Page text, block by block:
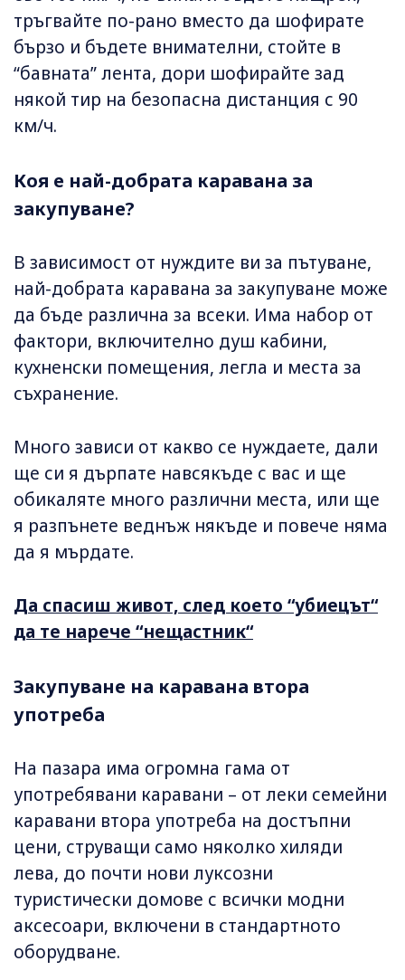
тръгвайте по-рано вместо да шофирате
бързо и бъдете внимателни, стойте в
“бавната” лента, дори шофирайте зад
някой тир на безопасна дистанция с 90
км/ч.
Коя е най-добрата каравана за
закупуване?
В зависимост от нуждите ви за пътуване,
най-добрата каравана за закупуване може
да бъде различна за всеки. Има набор от
фактори, включително душ кабини,
кухненски помещения, легла и места за
съхранение.
Много зависи от какво се нуждаете, дали
ще си я дърпате навсякъде с вас и ще
обикаляте много различни места, или ще
я разпънете веднъж някъде и повече няма
да я мърдате.
Да спасиш живот, след което “убиецът“
да те нарече “нещастник“
Закупуване на каравана втора
употреба
На пазара има огромна гама от
употребявани каравани – от леки семейни
каравани втора употреба на достъпни
цени, струващи само няколко хиляди
лева, до почти нови луксозни
туристически домове с всички модни
аксесоари, включени в стандартното
оборудване.